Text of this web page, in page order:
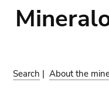
Search |About the